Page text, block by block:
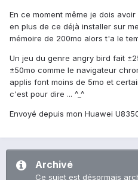
En ce moment même je dois
en plus de ce déjà installer sur
mémoire de 200mo alors t'a le
Un jeu du genre angry bird fait
±50mo comme le navigateur
applis font moins de 5mo et
c'est pour dire ... ^_^
Envoyé depuis mon Huawei
Archivé
Ce sujet est désormais